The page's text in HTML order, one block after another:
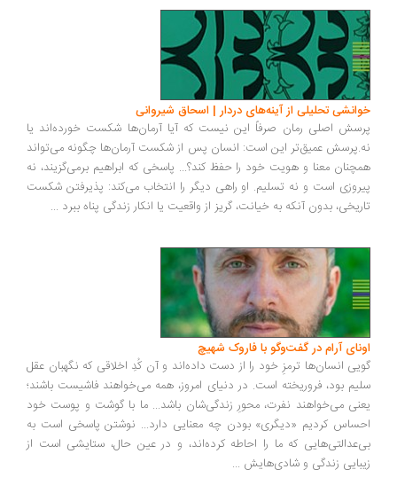
تحلیلی از آینه‌های دردار | اسحاق شیروانی
اصلی رمان صرفاً این نیست که آیا آرمان‌ها شکست خورده‌اند یا
عمیق‌تر این است: انسان پس از شکست آرمان‌ها چگونه می‌تواند
معنا و هویت خود را حفظ کند؟... پاسخی که ابراهیم برمی‌گزیند، نه
است و نه تسلیم. او راهی دیگر را انتخاب می‌کند: پذیرفتن شکست
بدون آنکه به خیانت، گریز از واقعیت یا انکار زندگی پناه ببرد...
آرام در گفت‌وگو با فاروک شهیچ‭
انسان‌ها ترمزِ خود را از دست داده‌اند و آن کُدِ اخلاقی که نگهبان عقل
بود، فروریخته است. در دنیای امروز، همه می‌خواهند فاشیست باشند؛
می‌خواهند نفرت، محورِ زندگی‌شان باشد... ما با گوشت و پوست خود
کردیم «دیگری» بودن چه معنایی دارد... نوشتن پاسخی است به
که ما را احاطه کرده‌اند، و در عین حال، ستایشی است از
زندگی و شادی‌هایش...